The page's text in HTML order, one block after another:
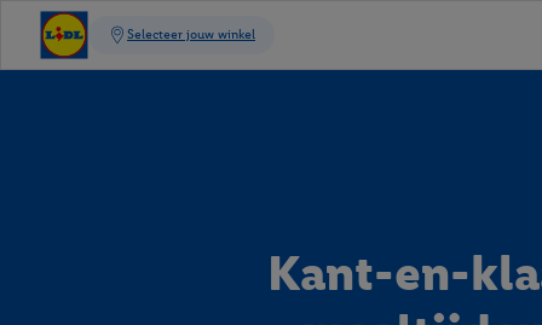
Kant-en-